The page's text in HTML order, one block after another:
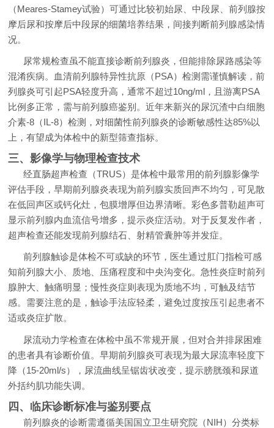
（Meares-Stamey试验）可通过比较初始尿、中段尿、前列腺按
摩后尿和按摩后中段尿的细菌培养结果，间接判断前列腺感染情
况。
尿常规检查虽不能直接诊断前列腺炎，但能排除尿路感染等
混淆疾病。血清前列腺特异性抗原（PSA）检测需谨慎解读，前
列腺炎可引起PSA轻度升高，通常不超过10ng/ml，且游离PSA
比例多正常，需与前列腺癌鉴别。近年来新兴的尿沉渣中白细胞
介素-8（IL-8）检测，对细菌性前列腺炎的诊断敏感性达85%以
上，有望成为体检中的新型筛查指标。
三、影像学与物理检查技术
经直肠超声检查（TRUS）是体检中最常用的前列腺影像学
评估手段，早期前列腺炎表现为前列腺实质回声不均匀，可见散
在低回声区或钙化灶，包膜增厚但边界清晰。彩色多普勒超声可
显示前列腺内血流信号增多，提示炎症活动。对于反复发作者，
超声检查还能发现前列腺结石、射精管囊肿等并发症。
前列腺触诊是体检不可或缺的环节，医生通过肛门指检可感
知前列腺大小、质地、压痛程度和中央沟变化。急性炎症时前列
腺肿大、触痛明显；慢性炎症则表现为质地不均，可触及结节
感。需要注意的是，触诊手法应轻柔，避免过度按压引起患者不
适或炎症扩散。
尿流动力学检查在体检中虽不常规开展，但对合并排尿困难
的患者具有诊断价值。早期前列腺炎可表现为最大尿流率轻度下
降（15-20ml/s），尿流曲线呈锯齿状改变，提示膀胱颈和尿道
外括约肌功能失调。
四、临床诊断标准与鉴别要点
前列腺炎的诊断需遵循美国国立卫生研究院（NIH）分类标